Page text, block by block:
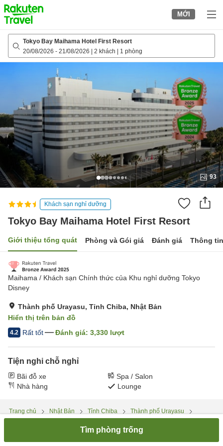
to
top
page
MỚI
Tokyo Bay Maihama Hotel First Resort
20/08/2026 - 21/08/2026 2 khách 1 phòng
93
Khách sạn nghỉ dưỡng
Tokyo Bay Maihama Hotel First Resort
Giới thiệu tổng quát Phòng và Gói giá Đánh giá Thông
Maihama / Khách sạn Chính thức của Khu nghỉ dưỡng Tokyo
Disney
Thành phố Urayasu, Tỉnh Chiba, Nhật Bản
Hiển thị trên bản đồ
4.2 Rất tốt Đánh giá: 3,330 lượt
Tiện nghi chỗ nghỉ
Bãi đỗ xe
Spa / Salon
Nhà hàng
Lounge
Trang chủ Nhật Bản Tỉnh Chiba
Thành phố Urayasu
Tìm phòng trống